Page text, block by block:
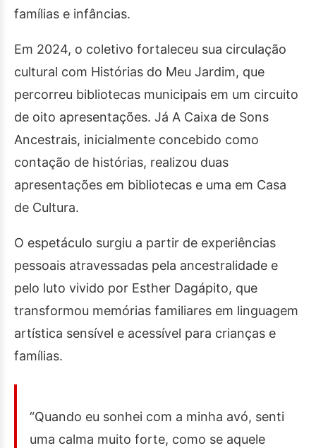
famílias e infâncias.
Em 2024, o coletivo fortaleceu sua circulação
cultural com Histórias do Meu Jardim, que
percorreu bibliotecas municipais em um circuito
de oito apresentações. Já A Caixa de Sons
Ancestrais, inicialmente concebido como
contação de histórias, realizou duas
apresentações em bibliotecas e uma em Casa
de Cultura.
O espetáculo surgiu a partir de experiências
pessoais atravessadas pela ancestralidade e
pelo luto vivido por Esther Dagápito, que
transformou memórias familiares em linguagem
artística sensível e acessível para crianças e
famílias.
“Quando eu sonhei com a minha avó, senti
uma calma muito forte, como se aquele